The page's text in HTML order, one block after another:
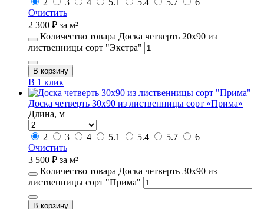
2 3 4 5.1 5.4 5.7
6
Очистить
2 300 ₽ за м²
Количество товара Доска четверть 20х90 из
лиственницы сорт "Экстра"
В корзину
В 1 клик
Доска четверть 30х90 из лиственницы сорт «Прима»
Длина, м
2 3 4 5.1 5.4 5.7
6
Очистить
3 500 ₽ за м²
Количество товара Доска четверть 30х90 из
лиственницы сорт "Прима"
В корзину